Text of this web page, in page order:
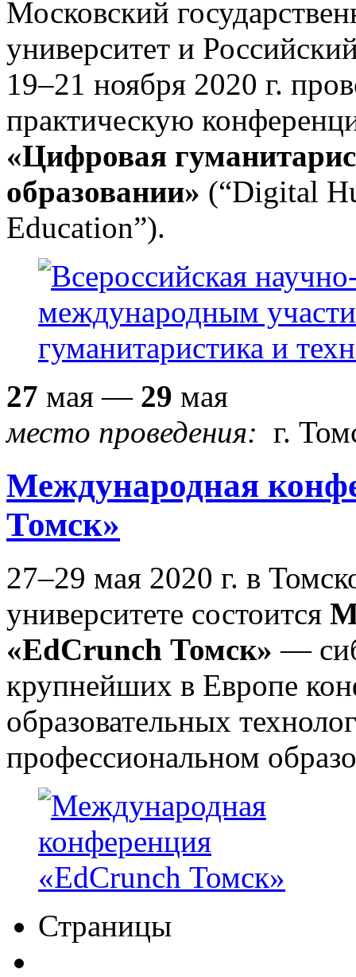
Московский
университет и
19–21 ноября 2020 г.
практическую
«Цифровая
образовании» (“Digital
Education”).
27 мая — 29 мая
место проведения: г.
Международная
Томск»
27–29 мая 2020 г. в
университете состоится
«EdCrunch Томск» —
крупнейших в Европе
образовательных
профессиональном
Страницы